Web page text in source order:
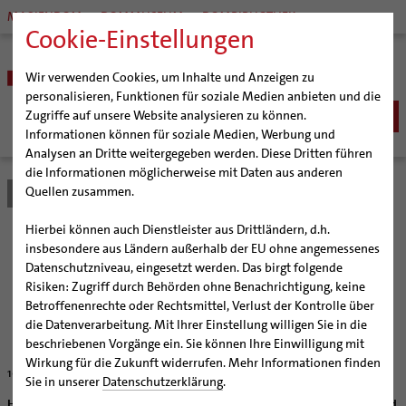
Cookie-Einstellungen
Wir verwenden Cookies, um Inhalte und Anzeigen zu
personalisieren, Funktionen für soziale Medien anbieten und die
Zugriffe auf unsere Website analysieren zu können.
Informationen können für soziale Medien, Werbung und
Analysen an Dritte weitergegeben werden. Diese Dritten führen
die Informationen möglicherweise mit Daten aus anderen
Quellen zusammen.
Hierbei können auch Dienstleister aus Drittländern, d.h.
insbesondere aus Ländern außerhalb der EU ohne angemessenes
Datenschutzniveau, eingesetzt werden. Das birgt folgende
Risiken: Zugriff durch Behörden ohne Benachrichtigung, keine
Betroffenenrechte oder Rechtsmittel, Verlust der Kontrolle über
die Datenverarbeitung. Mit Ihrer Einstellung willigen Sie in die
beschriebenen Vorgänge ein. Sie können Ihre Einwilligung mit
Wirkung für die Zukunft widerrufen. Mehr Informationen finden
Sie in unserer Datenschutzerklärung.
MARIENDOM DOMMUSEUM DOMBIBLIOTHEK
BISTUM
Bischöfe
Weihbischof Dr. Martin Marahrens
Bischof em. Norbert Trelle
Weihbischof em. Bongartz
Weihbischof em. Schwerdtfeger
Weihbischof em. Koitz
Bischof em. Dr. Wüstenberg
Generalvikariat
Gremien
Diözesangericht
Gemeindegremien
Pfarrgemeinden
Hildesheimer Dom
Virtueller Rundgang durch den Dom
Tausendjähriger Rosenstock
Die Hildesheimer Dommusik
Wallfahrten | Pilgern
Termine Wallfahrten und Pilgern
Jakobswege im Bistum Hildesheim
Veranstaltungen
Strategieprozess
Jugend
Bistum Hildesheim
Feiern und lesen
Hildesheimer Seminarkirche bietet spirituelles
Programm
10/21/2011